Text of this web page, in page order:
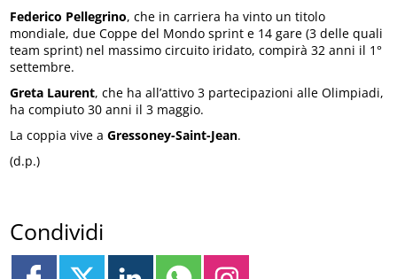
Federico Pellegrino, che in carriera ha vinto un titolo
mondiale, due Coppe del Mondo sprint e 14 gare (3 delle quali
team sprint) nel massimo circuito iridato, compirà 32 anni il 1°
settembre.
Greta Laurent, che ha all’attivo 3 partecipazioni alle Olimpiadi,
ha compiuto 30 anni il 3 maggio.
La coppia vive aGressoney-Saint-Jean.
(d.p.)
Condividi